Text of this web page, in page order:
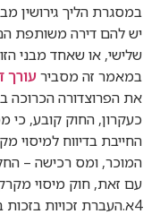
במסגרת הליך גירושין
יש להם דירה משותפת
שלישי, או שאחד מבני
במאמר זה מסביר עורך
את הפרוצדורה הכרוכה
כעקרון, החוק קובע, כי
החייבת בדיווח
המוכר, ומס רכישה –
4א.העברת זכויות